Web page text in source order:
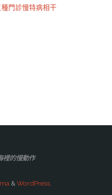
門診慢特病相干
裡的慢動作
& WordPress.